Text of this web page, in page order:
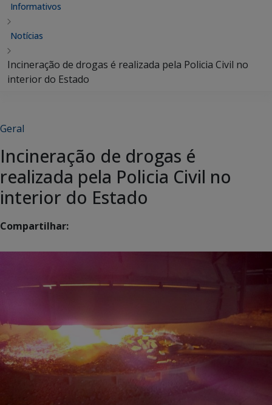
Informativos
Notícias
Incineração de drogas é realizada pela Policia Civil no
interior do Estado
Geral
Incineração de drogas é
realizada pela Policia Civil no
interior do Estado
Compartilhar: